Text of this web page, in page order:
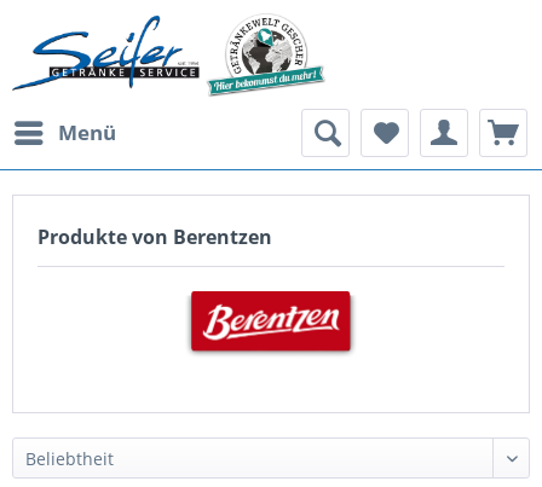
Menü
Produkte von Berentzen